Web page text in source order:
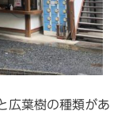
広葉樹の種類があ